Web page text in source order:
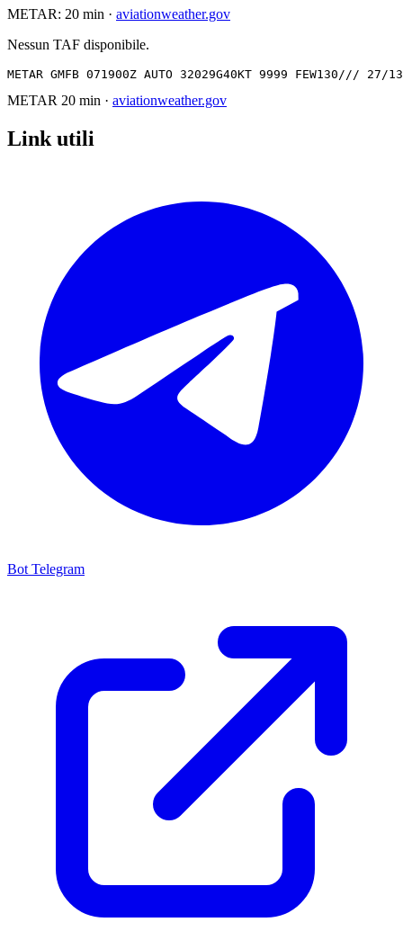
METAR: 20 min · aviationweather.gov
Nessun TAF disponibile.
METAR GMFB 071900Z AUTO 32029G40KT 9999 FEW130/// 27/
METAR 20 min · aviationweather.gov
Link utili
Bot Telegram